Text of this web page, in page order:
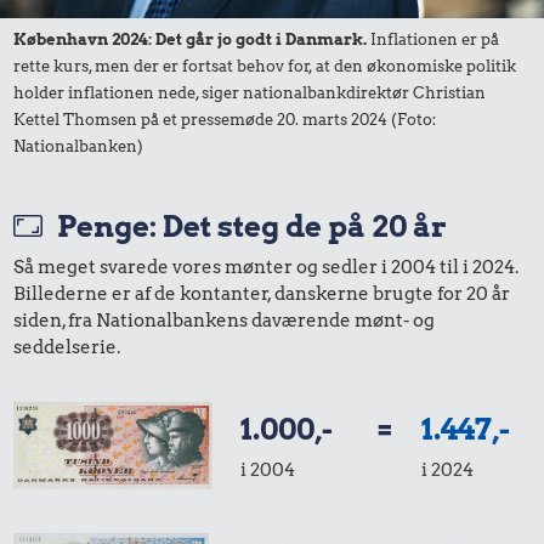
236 kr.
10 kg gas
9,81 kr.
Agurk
18 kr.
København 2024: Det går jo godt i Danmark. Inflationen er på
rette kurs, men der er fortsat behov for, at den økonomiske politik
holder inflationen nede, siger nationalbankdirektør Christian
Kettel Thomsen på et pressemøde 20. marts 2024 (Foto:
Nationalbanken)
Penge: Det steg de på 20 år
Så meget svarede vores mønter og sedler i 2004 til i 2024.
Billederne er af de kontanter, danskerne brugte for 20 år
siden, fra Nationalbankens daværende mønt- og
seddelserie.
1.000,-
i 2004
= 1.447,-
i 2024